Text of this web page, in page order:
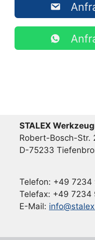
STALEX
Robert-Bosch-Str.
D-75233
Telefon: +49
Telefax: +49 7234
E-Mail: